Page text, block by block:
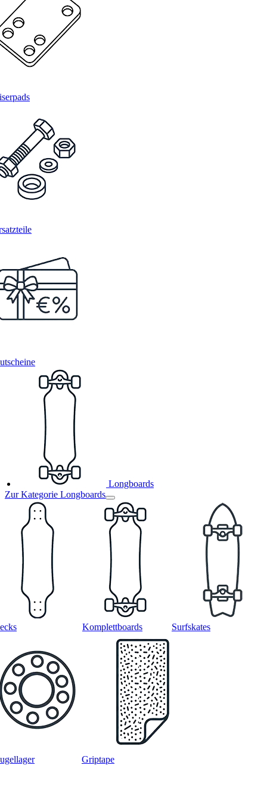
Longboards
Zur Kategorie Longboards
Komplettboards Surfskates
Griptape